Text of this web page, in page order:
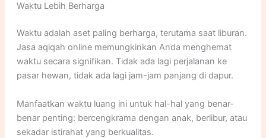
Waktu Lebih Berharga
Waktu adalah aset paling berharga, terutama saat liburan.
Jasa aqiqah online memungkinkan Anda menghemat
waktu secara signifikan. Tidak ada lagi perjalanan ke
pasar hewan, tidak ada lagi jam-jam panjang di dapur.
Manfaatkan waktu luang ini untuk hal-hal yang benar-
benar penting: bercengkrama dengan anak, berlibur, atau
sekadar istirahat yang berkualitas.